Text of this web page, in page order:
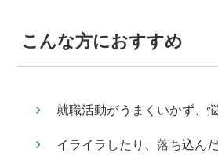
こんな方におすすめ
就職活動がうまくいかず、
イライラしたり、落ち込ん